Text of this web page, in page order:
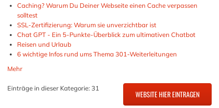
Caching? Warum Du Deiner Webseite einen Cache verpassen
solltest
SSL-Zertifizierung: Warum sie unverzichtbar ist
Chat GPT - Ein 5-Punkte-Überblick zum ultimativen Chatbot
Reisen und Urlaub
6 wichtige Infos rund ums Thema 301-Weiterleitungen
Mehr
Einträge in dieser Kategorie: 31